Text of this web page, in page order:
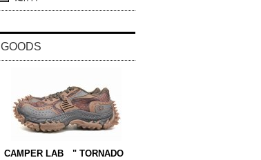
GOODS
CAMPER LAB " TORNADO